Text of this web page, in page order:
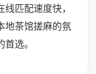
匹配速度快，
地茶馆搓麻的氛
选。